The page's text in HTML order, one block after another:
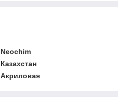
Neochim
Казахстан
Акриловая